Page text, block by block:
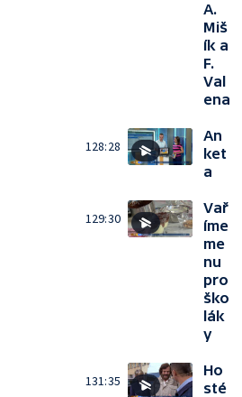
A.
Miš
ík a
F.
Val
ena
128:28
An
ket
a
129:30
Vař
íme
me
nu
pro
ško
lák
y
131:35
Ho
sté